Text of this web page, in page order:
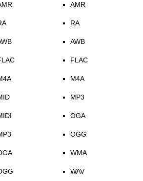
AMR
RA
AWB
FLAC
M4A
MP3
OGA
OGG
WMA
WAV